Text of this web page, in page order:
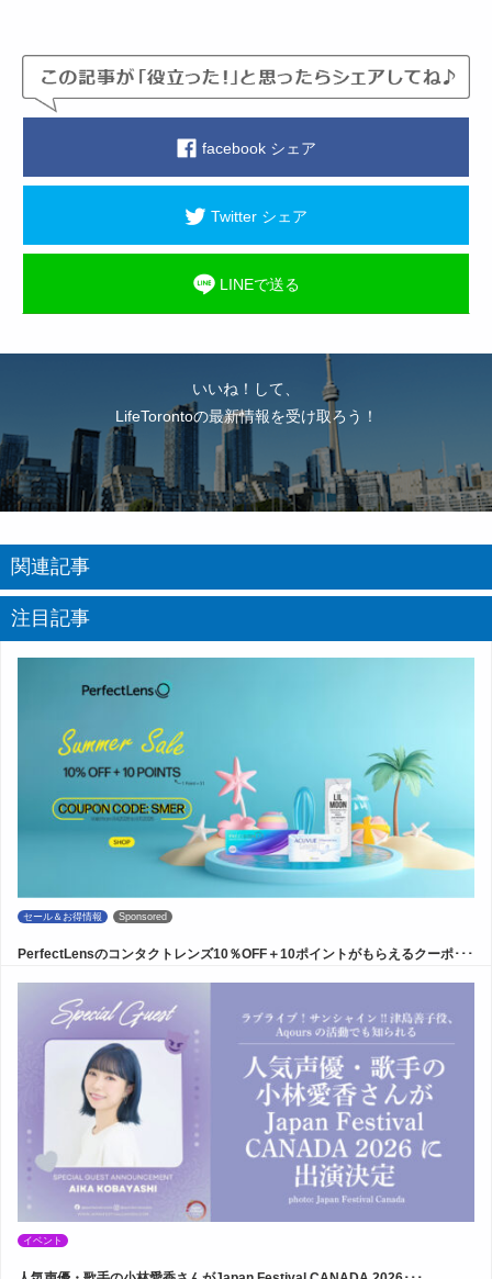
facebook シェア
Twitter シェア
LINEで送る
いいね！して、
LifeTorontoの最新情報を受け取ろう！
関連記事
注目記事
セール＆お得情報 Sponsored
PerfectLensのコンタクトレンズ10％OFF＋10ポイントがもらえるクーポ･･･
イベント